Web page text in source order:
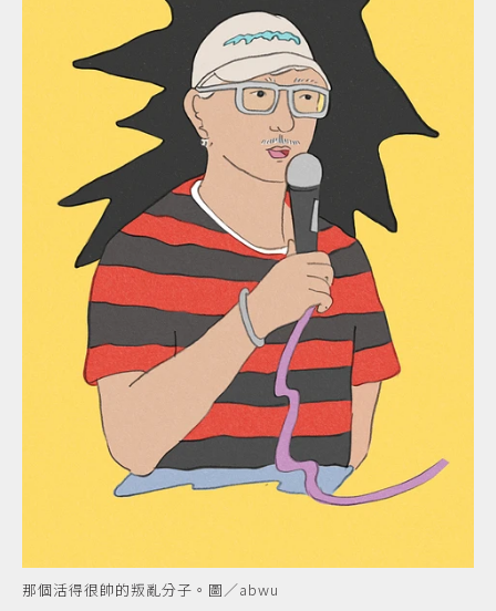
那個活得很帥的叛亂分子。圖／abwu